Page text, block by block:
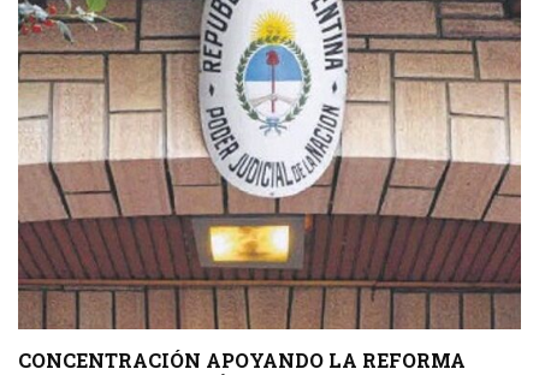
CONCENTRACIÓN APOYANDO LA REFORMA